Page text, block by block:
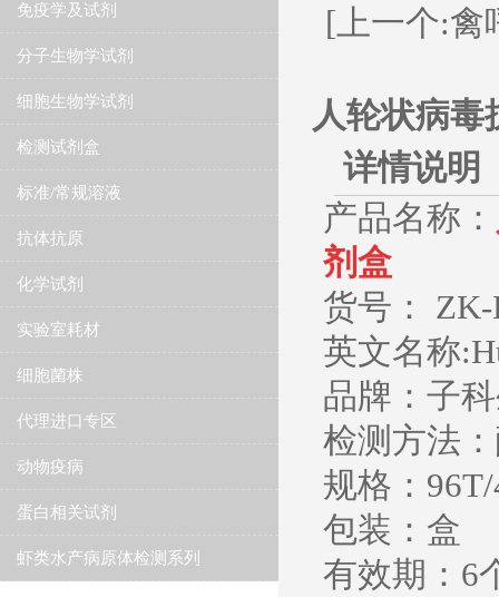
免疫学及试剂
分子生物学试剂
细胞生物学试剂
检测试剂盒
标准/常规溶液
抗体抗原
化学试剂
实验室耗材
细胞菌株
代理进口专区
动物疫病
蛋白相关试剂
虾类水产病原体检测系列
[上一个:禽
人轮状病
详情说明
产品名称：
剂盒
货号： ZK-
英文名称
品牌：子
检测方法
规格：
包装：盒
有效期：6